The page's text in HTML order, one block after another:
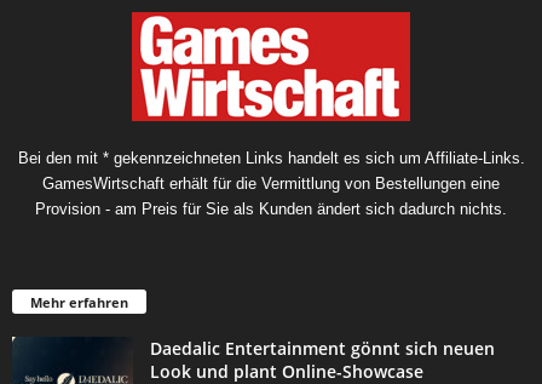
Bei den mit * gekennzeichneten Links handelt es sich um Affiliate-Links.
GamesWirtschaft erhält für die Vermittlung von Bestellungen eine
Provision - am Preis für Sie als Kunden ändert sich dadurch nichts.
Mehr erfahren
Daedalic Entertainment gönnt sich neuen
Look und plant Online-Showcase